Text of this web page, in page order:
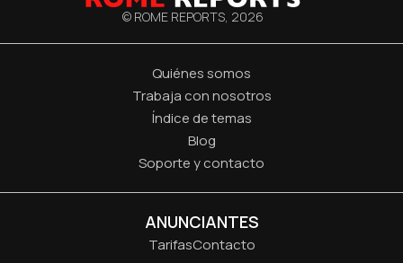
© ROME REPORTS, 2026
Quiénes somos
Trabaja con nosotros
Índice de temas
Blog
Soporte y contacto
ANUNCIANTES
TarifasContacto